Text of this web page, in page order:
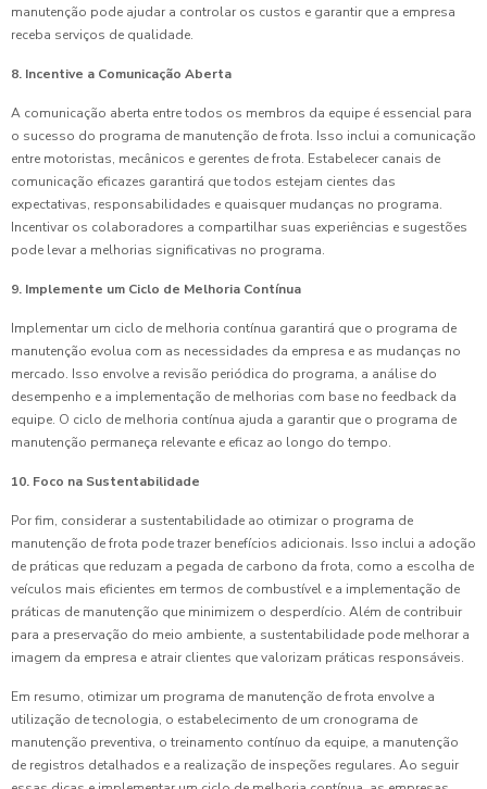
manutenção pode ajudar a controlar os custos e garantir que a empresa
receba serviços de qualidade.
8. Incentive a Comunicação Aberta
A comunicação aberta entre todos os membros da equipe é essencial para
o sucesso do programa de manutenção de frota. Isso inclui a comunicação
entre motoristas, mecânicos e gerentes de frota. Estabelecer canais de
comunicação eficazes garantirá que todos estejam cientes das
expectativas, responsabilidades e quaisquer mudanças no programa.
Incentivar os colaboradores a compartilhar suas experiências e sugestões
pode levar a melhorias significativas no programa.
9. Implemente um Ciclo de Melhoria Contínua
Implementar um ciclo de melhoria contínua garantirá que o programa de
manutenção evolua com as necessidades da empresa e as mudanças no
mercado. Isso envolve a revisão periódica do programa, a análise do
desempenho e a implementação de melhorias com base no feedback da
equipe. O ciclo de melhoria contínua ajuda a garantir que o programa de
manutenção permaneça relevante e eficaz ao longo do tempo.
10. Foco na Sustentabilidade
Por fim, considerar a sustentabilidade ao otimizar o programa de
manutenção de frota pode trazer benefícios adicionais. Isso inclui a adoção
de práticas que reduzam a pegada de carbono da frota, como a escolha de
veículos mais eficientes em termos de combustível e a implementação de
práticas de manutenção que minimizem o desperdício. Além de contribuir
para a preservação do meio ambiente, a sustentabilidade pode melhorar a
imagem da empresa e atrair clientes que valorizam práticas responsáveis.
Em resumo, otimizar um programa de manutenção de frota envolve a
utilização de tecnologia, o estabelecimento de um cronograma de
manutenção preventiva, o treinamento contínuo da equipe, a manutenção
de registros detalhados e a realização de inspeções regulares. Ao seguir